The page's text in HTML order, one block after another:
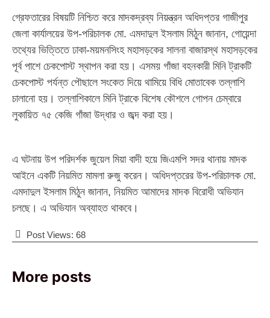
গ্রেফতারের বিষয়টি নিশ্চিত করে মাদকদ্রব্য নিয়ন্ত্রন অধিদপ্তর গাজীপুর
জেলা কার্যালয়ের উপ-পরিচালক মো. এমদাদুল ইসলাম মিঠুন জানান, গোয়েন্দা
তথ্যের ভিত্তিতে ঢাকা-ময়মনসিংহ মহাসড়কের সালনা বাজারস্থ মহাসড়কের
পূর্ব পাশে চেকপোস্ট স্থাপন করা হয়। এসময় গাঁজা বহনকারী মিনি ট্রাকটি
চেকপোস্ট পর্যন্ত পৌছালে সংকেত দিয়ে থামিয়ে বিধি মোতাবেক তল্লাশি
চালানো হয়। তল্লাশিকালে মিনি ট্রাকে বিশেষ কৌশলে গোপন চেম্বারে
লুকায়িত ৭৫ কেজি গাঁজা উদ্ধার ও জব্দ করা হয়।
এ ঘটনায় উপ পরিদর্শক জুয়েল মিয়া বাদী হয়ে জিএমপি সদর থানায় মাদক
আইনে একটি নিয়মিত মামলা রুজু করেন। অধিদপ্তরের উপ-পরিচালক মো.
এমদাদুল ইসলাম মিঠুন জানান, নিয়মিত আমাদের মাদক বিরোধী অভিযান
চলছে। এ অভিযান অব্যাহত থাকবে।
Post Views: 68
More posts